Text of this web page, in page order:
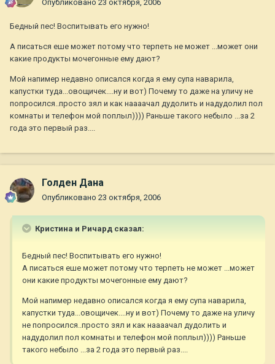
Опубликовано 23 октября, 2006
Бедный пес! Воспитывать его нужно!
А писаться еше может потому что терпеть не может ...может они
какие продукты мочегонные ему дают?
Мой напимер недавно описался когда я ему супа наварила,
капустки туда...овощичек....ну и вот) Почему то даже на уличу не
попросился..просто зял и как наааачал дудолить и надудолил пол
комнаты и телефон мой поплыл)))) Раньше такого небыло ...за 2
года это первый раз....
Голден Дана
Опубликовано 23 октября, 2006
Кристина и Ричард сказал:
Бедный пес! Воспитывать его нужно!
А писаться еше может потому что терпеть не может ...может
они какие продукты мочегонные ему дают?
Мой напимер недавно описался когда я ему супа наварила,
капустки туда...овощичек....ну и вот) Почему то даже на уличу
не попросился..просто зял и как наааачал дудолить и
надудолил пол комнаты и телефон мой поплыл)))) Раньше
такого небыло ...за 2 года это первый раз....